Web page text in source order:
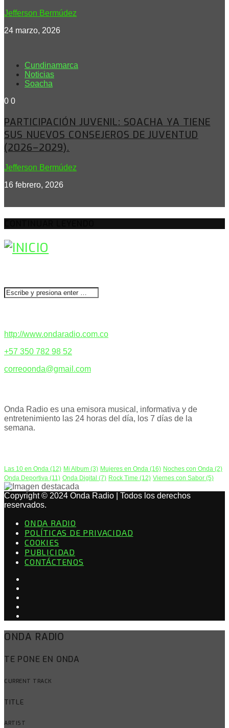
Jefferson Bermúdez
24 marzo, 2026
Cundinamarca
Noticias
Soacha
0 0
PARTICIPACIÓN JUVENIL: SOACHA YA TIENE
SUS NUEVOS CONSEJEROS DE JUVENTUD
(2026–2029).
Jefferson Bermúdez
16 febrero, 2026
http://www.ondaradio.com.co
+57 350 782 98 52
correoonda@gmail.com
Onda Radio es una emisora musical, informativa y de
entretenimiento las 24 horas del día, los 7 días de la
semana.
Las 10 en Onda (12) Mi Album (3) Mujeres en Onda (16) Noches con Onda (2)
Onda Deportiva (11) Onda Digital (7) Rock Time (12) Viernes con Sabor (5)
Copyright © 2024 Onda Radio | Todos los derechos
reservados.
ONDA RADIO
POLÍTICAS DE PRIVACIDAD
COOKIES
PUBLICIDAD
CONTÁCTENOS
ONDA RADIO
TE PONE EN ONDA
CURRENT TRACK
TITLE
ARTIST